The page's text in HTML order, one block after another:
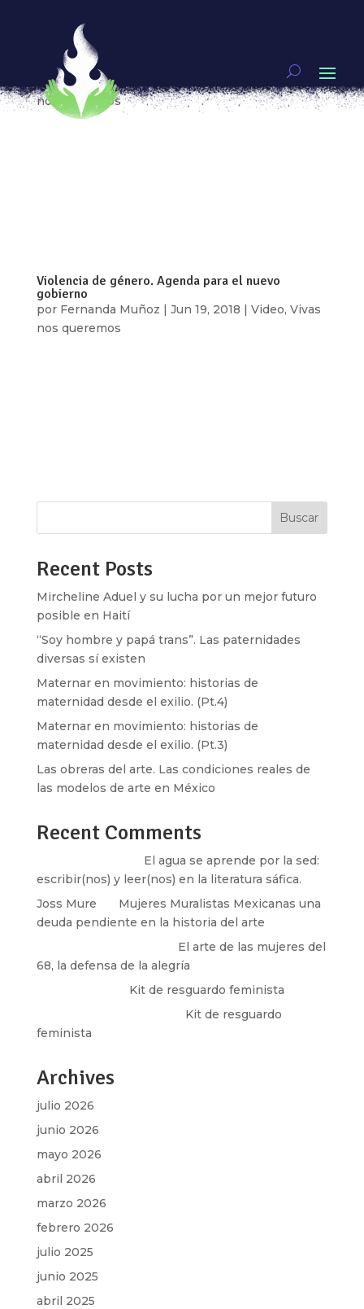
Justicia para las mujeres. Agenda para el nuevo
gobierno
porFernanda Muñoz Video,
Vivas
nos queremos
Violencia de género. Agenda para el nuevo
gobierno
por Fernanda Muñoz | Jun 19, 2018 | Video, Vivas
nos queremos
Buscar
Recent Posts
Mircheline Aduel y su lucha por un mejor futuro
posible en Haití
“Soy hombre y papá trans”. Las paternidades
diversas sí existen
Maternar en movimiento: historias de
maternidad desde el exilio. (Pt.4)
Maternar en movimiento: historias de
maternidad desde el exilio. (Pt.3)
Las obreras del arte. Las condiciones reales de
las modelos de arte en México
Recent Comments
El agua se aprende por la sed:
escribir(nos) y leer(nos) en la literatura sáfica.
Joss Mure
Mujeres Muralistas Mexicanas una
deuda pendiente en la historia del arte
El arte de las mujeres del
68, la defensa de la alegría
Kit de resguardo feminista
Kit de resguardo
feminista
Archives
julio 2026
junio 2026
mayo 2026
abril 2026
marzo 2026
febrero 2026
julio 2025
junio 2025
abril 2025